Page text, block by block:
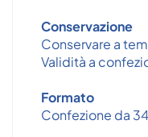
Conservazione
Conservare a
Validità a
Formato
Confezione da